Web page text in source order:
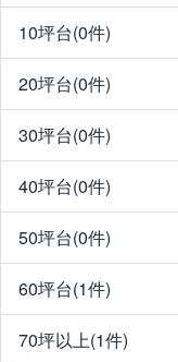
10坪台(0件)
20坪台(0件)
30坪台(0件)
40坪台(0件)
50坪台(0件)
60坪台(1件)
70坪以上(1件)